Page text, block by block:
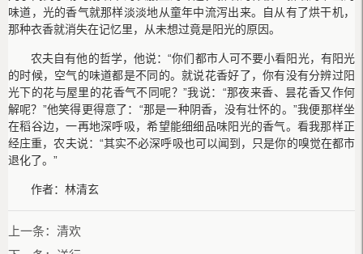
味道，光的香气就那样淡淡地从童年中流泻出来。自从有了烘干机，
那种衣香就消失在记忆里，从未想过竟是阳光的原因。
农夫自有他的哲学，他说：“你们都市人可不要小看阳光，有阳光
的时候，空气的味道都是不同的。就说花香好了，你有没有分辨过阳
光下的花与屋里的花香气不同呢？”我说：“那夜来香、昙花香又作何
解呢？”他笑得更得意了：“那是一种阴香，没有壮怀的。”我便那样坐
在稻谷边，一再地深呼吸，希望能细细品味阳光的香气。看我那样正
经庄重，农夫说：“其实不必深呼吸也可以闻到，只是你的嗅觉在都市
退化了。”
作者：林清玄
上一条： 清欢